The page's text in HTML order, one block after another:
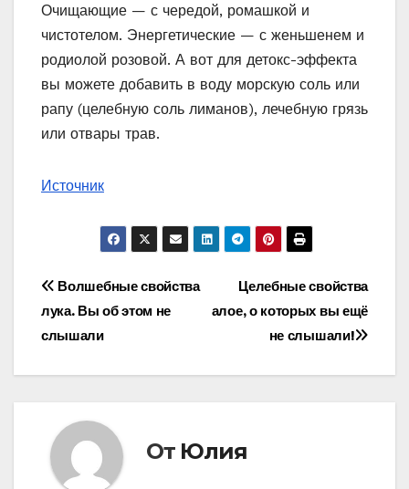
Очищающие — с чередой, ромашкой и
чистотелом. Энергетические — с женьшенем и
родиолой розовой. А вот для детокс-эффекта
вы можете добавить в воду морскую соль или
рапу (целебную соль лиманов), лечебную грязь
или отвары трав.
Источник
Навигация
по
записям
Целебные свойства
алое, о которых вы ещё
не слышали!
Волшебные свойства
лука. Вы об этом не
слышали
От Юлия